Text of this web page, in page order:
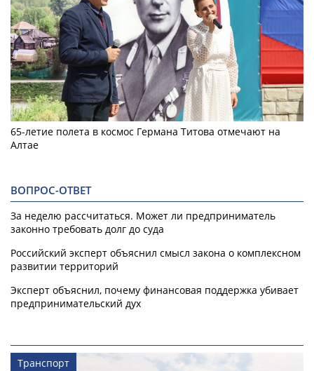
65-летие полета в космос Германа Титова отмечают на
Алтае
ВОПРОС-ОТВЕТ
За неделю рассчитаться. Может ли предприниматель
законно требовать долг до суда
Российский эксперт объяснил смысл закона о комплексном
развитии территорий
Эксперт объяснил, почему финансовая поддержка убивает
предпринимательский дух
Транспорт